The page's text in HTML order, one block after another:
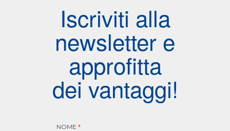
Iscriviti alla
newsletter e
approfitta
dei vantaggi!
NOME *